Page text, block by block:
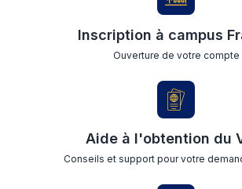
Inscription à campus
Ouverture de votre compte
Aide à l'obtention du
Conseils et support pour votre